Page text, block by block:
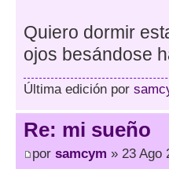
Quiero dormir
ojos besándose
Última edición por
Re: mi sueño
por samcym » 23 Ago